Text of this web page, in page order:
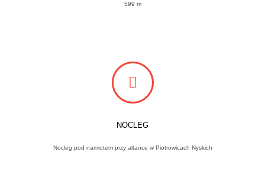
599 m
NOCLEG
Nocleg pod namiotem przy altance w Piotrowicach Nyskich